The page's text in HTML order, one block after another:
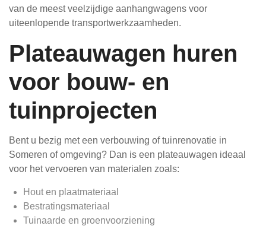
van de meest veelzijdige aanhangwagens voor
uiteenlopende transportwerkzaamheden.
Plateauwagen huren
voor bouw- en
tuinprojecten
Bent u bezig met een verbouwing of tuinrenovatie in
Someren of omgeving? Dan is een plateauwagen ideaal
voor het vervoeren van materialen zoals:
Hout en plaatmateriaal
Bestratingsmateriaal
Tuinaarde en groenvoorziening